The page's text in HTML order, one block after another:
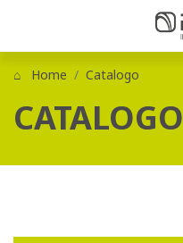
Home Catalogo
CATALOGO